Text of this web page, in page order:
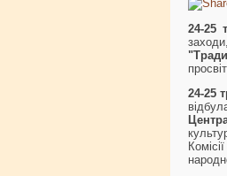
24-25
24-25